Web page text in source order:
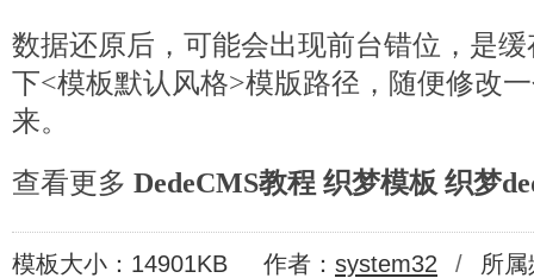
数据还原后，可能会出现前台错位，是
下<模板默认风格>模版路径，随便修改
来。
查看更多 DedeCMS教程 织梦模板 织梦
模板大小：14901KB 作者： system32 /
所